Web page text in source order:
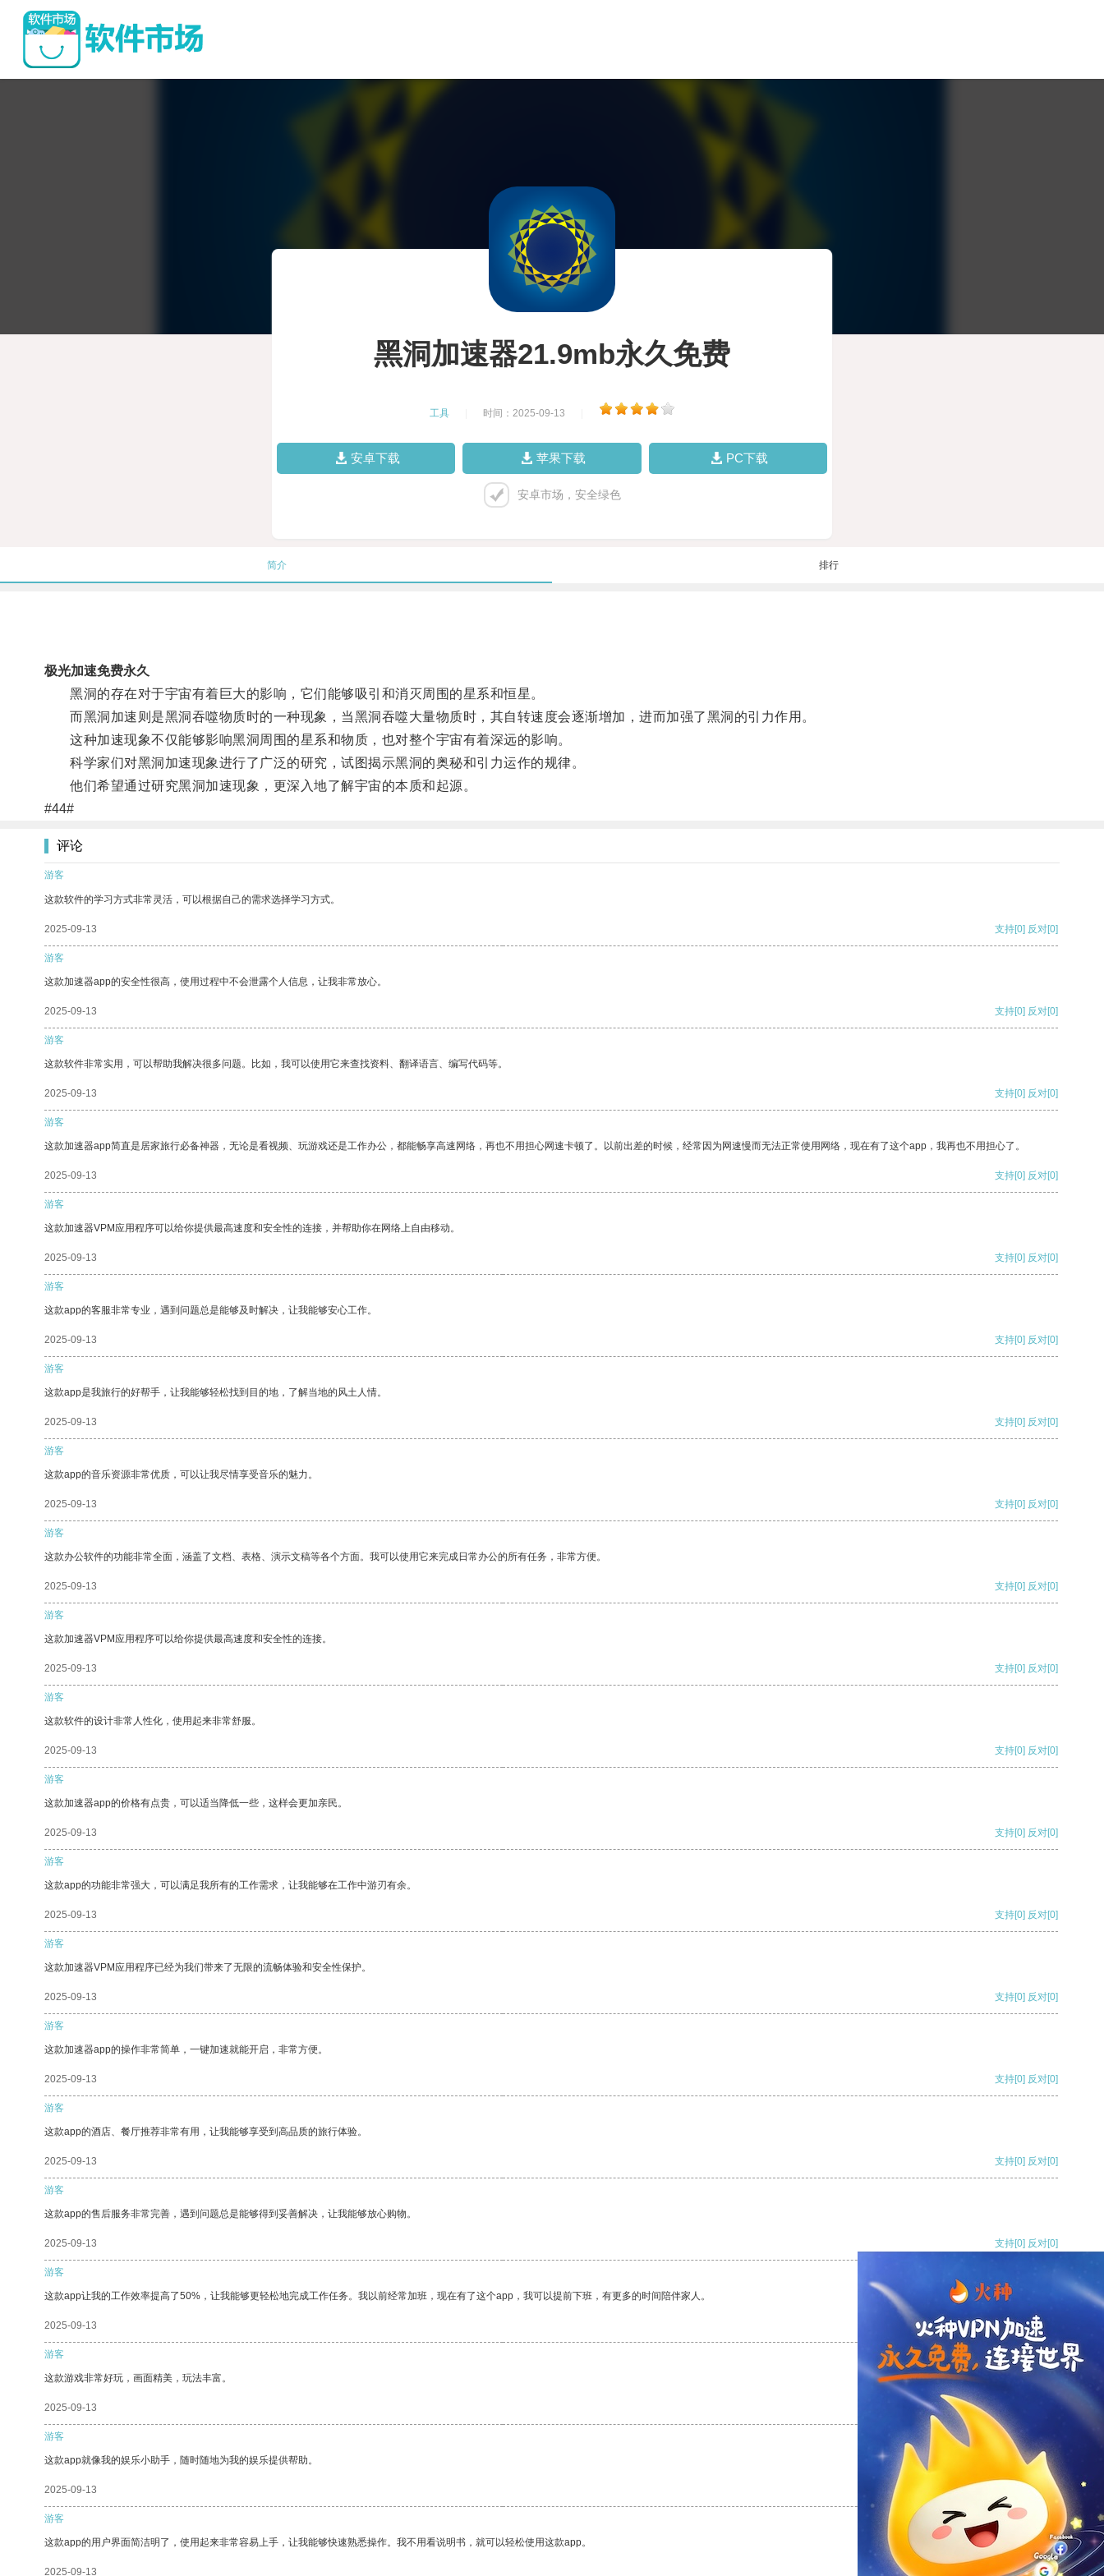
黑洞加速器21.9mb永久免费
工具 时间：2025-09-13
安卓下载 苹果下载 PC下载
安卓市场，安全绿色
简介 排行
极光加速免费永久
黑洞的存在对于宇宙有着巨大的影响，它们能够吸引和消灭周围的星系和恒星。
而黑洞加速则是黑洞吞噬物质时的一种现象，当黑洞吞噬大量物质时，其自转速度会逐渐增加，进而加强了黑洞的引力作用。
这种加速现象不仅能够影响黑洞周围的星系和物质，也对整个宇宙有着深远的影响。
科学家们对黑洞加速现象进行了广泛的研究，试图揭示黑洞的奥秘和引力运作的规律。
他们希望通过研究黑洞加速现象，更深入地了解宇宙的本质和起源。
#44#
评论
游客
这款软件的学习方式非常灵活，可以根据自己的需求选择学习方式。
2025-09-13 支持[0] 反对[0]
游客
这款加速器app的安全性很高，使用过程中不会泄露个人信息，让我非常放心。
2025-09-13 支持[0] 反对[0]
游客
这款软件非常实用，可以帮助我解决很多问题。比如，我可以使用它来查找资料、翻译语言、编写代码等。
2025-09-13 支持[0] 反对[0]
游客
这款加速器app简直是居家旅行必备神器，无论是看视频、玩游戏还是工作办公，都能畅享高速网络，再也不用担心网速卡顿了。以前出差的时候，经常因为网速慢而无法正常使用网络，现在有了这个app，我再也不用担心了。
2025-09-13 支持[0] 反对[0]
游客
这款加速器VPM应用程序可以给你提供最高速度和安全性的连接，并帮助你在网络上自由移动。
2025-09-13 支持[0] 反对[0]
游客
这款app的客服非常专业，遇到问题总是能够及时解决，让我能够安心工作。
2025-09-13 支持[0] 反对[0]
游客
这款app是我旅行的好帮手，让我能够轻松找到目的地，了解当地的风土人情。
2025-09-13 支持[0] 反对[0]
游客
这款app的音乐资源非常优质，可以让我尽情享受音乐的魅力。
2025-09-13 支持[0] 反对[0]
游客
这款办公软件的功能非常全面，涵盖了文档、表格、演示文稿等各个方面。我可以使用它来完成日常办公的所有任务，非常方便。
2025-09-13 支持[0] 反对[0]
游客
这款加速器VPM应用程序可以给你提供最高速度和安全性的连接。
2025-09-13 支持[0] 反对[0]
游客
这款软件的设计非常人性化，使用起来非常舒服。
2025-09-13 支持[0] 反对[0]
游客
这款加速器app的价格有点贵，可以适当降低一些，这样会更加亲民。
2025-09-13 支持[0] 反对[0]
游客
这款app的功能非常强大，可以满足我所有的工作需求，让我能够在工作中游刃有余。
2025-09-13 支持[0] 反对[0]
游客
这款加速器VPM应用程序已经为我们带来了无限的流畅体验和安全性保护。
2025-09-13 支持[0] 反对[0]
游客
这款加速器app的操作非常简单，一键加速就能开启，非常方便。
2025-09-13 支持[0] 反对[0]
游客
这款app的酒店、餐厅推荐非常有用，让我能够享受到高品质的旅行体验。
2025-09-13 支持[0] 反对[0]
游客
这款app的售后服务非常完善，遇到问题总是能够得到妥善解决，让我能够放心购物。
2025-09-13 支持[0] 反对[0]
游客
这款app让我的工作效率提高了50%，让我能够更轻松地完成工作任务。我以前经常加班，现在有了这个app，我可以提前下班，有更多的时间陪伴家人。
2025-09-13 支持[0] 反对
游客
这款游戏非常好玩，画面精美，玩法丰富。
2025-09-13 支持
游客
这款app就像我的娱乐小助手，随时随地为我的娱乐提供帮助。
2025-09-13 反对 [0]
游客
这款app的用户界面简洁明了，使用起来非常容易上手，让我能够快速熟悉操作。我不用看说明书，就可以轻松使用这款app。
2025-09-13 支持[0] 反对[0]